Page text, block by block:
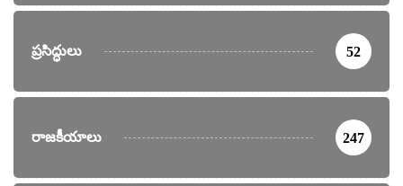
ప్రసిద్ధులు 52
రాజకీయాలు 247